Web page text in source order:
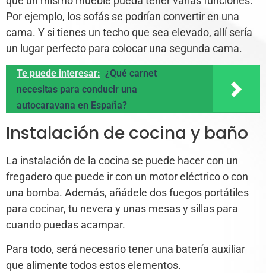
Por ejemplo, los sofás se podrían convertir en una
cama. Y si tienes un techo que sea elevado, allí sería
un lugar perfecto para colocar una segunda cama.
Te puede interesar: ¿Qué carnet
necesitas para conducir una
autocaravana en España?
Instalación de cocina y baño
La instalación de la cocina se puede hacer con un
fregadero que puede ir con un motor eléctrico o con
una bomba. Además, añádele dos fuegos portátiles
para cocinar, tu nevera y unas mesas y sillas para
cuando puedas acampar.
Para todo, será necesario tener una batería auxiliar
que alimente todos estos elementos.